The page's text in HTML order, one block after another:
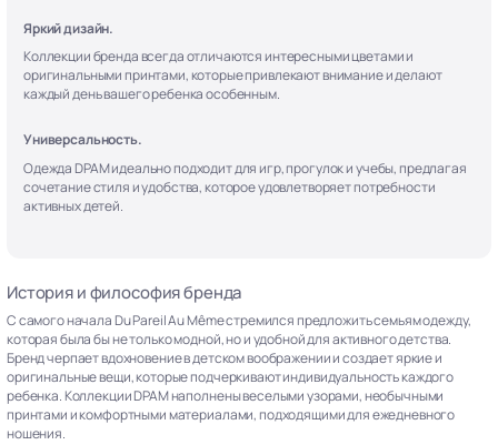
Яркий дизайн.
Коллекции бренда всегда отличаются интересными цветами и
оригинальными принтами, которые привлекают внимание и делают
каждый день вашего ребенка особенным.
Универсальность.
Одежда DPAM идеально подходит для игр, прогулок и учебы, предлагая
сочетание стиля и удобства, которое удовлетворяет потребности
активных детей.
История и философия бренда
С самого начала Du Pareil Au Même стремился предложить семьям одежду,
которая была бы не только модной, но и удобной для активного детства.
Бренд черпает вдохновение в детском воображении и создает яркие и
оригинальные вещи, которые подчеркивают индивидуальность каждого
ребенка. Коллекции DPAM наполнены веселыми узорами, необычными
принтами и комфортными материалами, подходящими для ежедневного
ношения.